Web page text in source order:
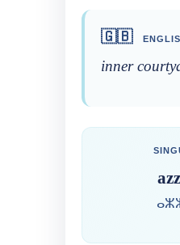
🇬🇧
inner